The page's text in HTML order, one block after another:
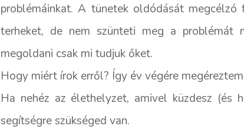
problémáinkat. A tünetek oldódását
terheket, de nem szünteti meg a problémát
megoldani csak mi tudjuk őket.
Hogy miért írok erről? Így év végére
Ha nehéz az élethelyzet, amivel küzdesz (és
segítségre szükséged van.